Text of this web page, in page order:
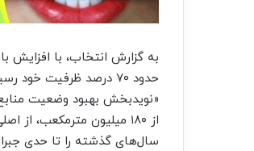
به گزارش انتخاب، با افزایش
حدود ۷۰ درصد ظرفیت
«نویدبخش بهبود وضعیت
از ۱۸۰ میلیون
سال‌های گذشته را تا حدی